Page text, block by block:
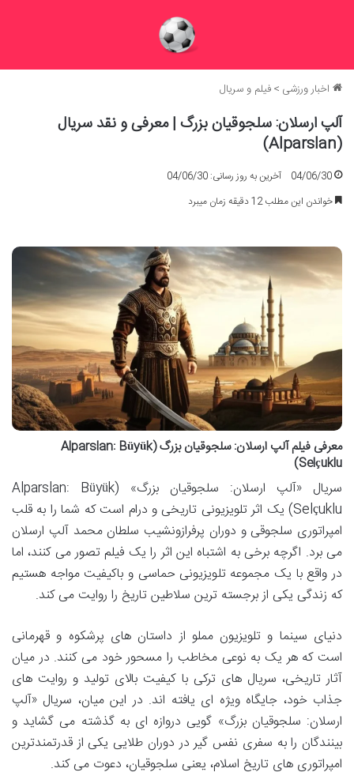
اخبار ورزشی >فیلم و سریال
آلپ ارسلان: سلجوقیان بزرگ | معرفی و نقد سریال
(Alparslan)
04/06/30
آخرین به روز رسانی: 04/06/30
خواندن این مطلب 12 دقیقه زمان میبرد
معرفی فیلم آلپ ارسلان: سلجوقیان بزرگ (Alparslan: Büyük
Selçuklu)
سریال «آلپ ارسلان: سلجوقیان بزرگ» (Alparslan: Büyük
Selçuklu) یک اثر تلویزیونی تاریخی و درام است که شما را به قلب
امپراتوری سلجوقی و دوران پرفرازونشیب سلطان محمد آلپ ارسلان
می برد. اگرچه برخی به اشتباه این اثر را یک فیلم تصور می کنند، اما
در واقع با یک مجموعه تلویزیونی حماسی و باکیفیت مواجه هستیم
که زندگی یکی از برجسته ترین سلاطین تاریخ را روایت می کند.
دنیای سینما و تلویزیون مملو از داستان های پرشکوه و قهرمانی
است که هر یک به نوعی مخاطب را مسحور خود می کنند. در میان
آثار تاریخی، سریال های ترکی با کیفیت بالای تولید و روایت های
جذاب خود، جایگاه ویژه ای یافته اند. در این میان، سریال «آلپ
ارسلان: سلجوقیان بزرگ» گویی دروازه ای به گذشته می گشاید و
بینندگان را به سفری نفس گیر در دوران طلایی یکی از قدرتمندترین
امپراتوری های تاریخ اسلام، یعنی سلجوقیان، دعوت می کند.